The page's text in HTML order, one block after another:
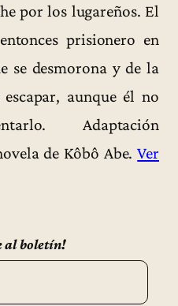
por los lugareños. El
prisionero en
se desmorona y de la
aunque él no
Adaptación
de Kôbô Abe.Ver
al boletín!